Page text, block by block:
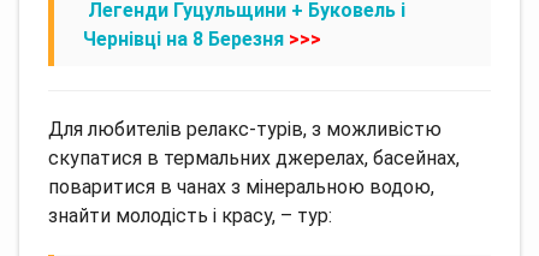
Легенди Гуцульщини + Буковель і
Чернівці на 8 Березня >>>
Для любителів релакс-турів, з можливістю
скупатися в термальних джерелах, басейнах,
поваритися в чанах з мінеральною водою,
знайти молодість і красу, – тур: